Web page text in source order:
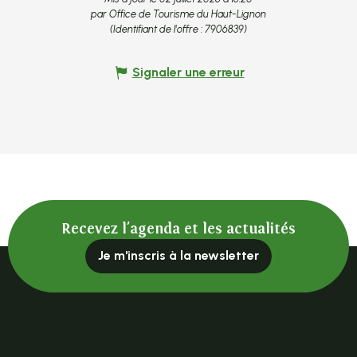
par Office de Tourisme du Haut-Lignon
(Identifiant de l'offre : 7906839)
Signaler une erreur
Recevez l'agenda et les actualités
Je m'inscris à la newsletter